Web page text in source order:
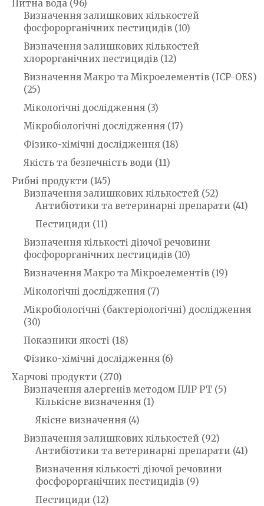
Питна вода (96)
Визначення залишкових кількостей
фосфорорганічних пестицидів (10)
Визначення залишкових кількостей
хлорорганічних пестицидів (12)
Визначення Макро та Мікроелементів (ICP-OES)
(25)
Мікологічні дослідження (3)
Мікробіологічні дослідження (17)
Фізико-хімічні дослідження (18)
Якість та безпечність води (11)
Рибні продукти (145)
Визначення залишкових кількостей (52)
Антибіотики та ветеринарні препарати (41)
Пестициди (11)
Визначення кількості діючої речовини
фосфорорганічних пестицидів (10)
Визначення Макро та Мікроелементів (19)
Мікологічні дослідження (7)
Мікробіологічні (бактеріологічні) дослідження
(30)
Показники якості (18)
Фізико-хімічні дослідження (6)
Харчові продукти (270)
Визначення алергенів методом ПЛР РТ (5)
Кількісне визначення (1)
Якісне визначення (4)
Визначення залишкових кількостей (92)
Антибіотики та ветеринарні препарати (41)
Визначення кількості діючої речовини
фосфорорганічних пестицидів (9)
Пестициди (12)